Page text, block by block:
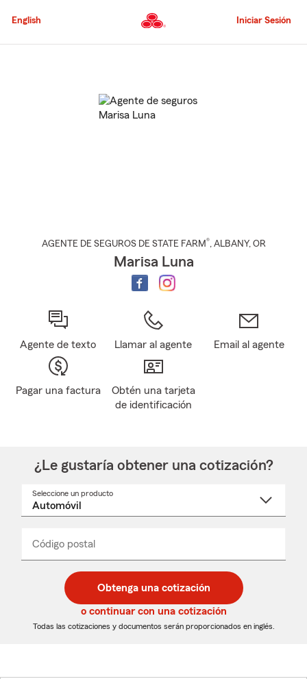
al
principal
English Iniciar Sesión
AGENTE DE SEGUROS DE STATE FARM®, ALBANY, OR
Marisa Luna
Agente de texto Llamar al agente Email al agente
Pagar una factura
Obtén una tarjeta
de identificación
¿Le gustaría obtener una cotización?
Seleccione un producto
desplegable
Código postal
de
5
dígitos
de
5
dígitos
_____
Obtenga una cotización
o continuar con una cotización
Todas las cotizaciones y documentos serán proporcionados en inglés.